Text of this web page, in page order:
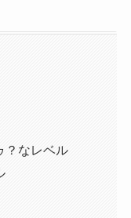
？なレベル